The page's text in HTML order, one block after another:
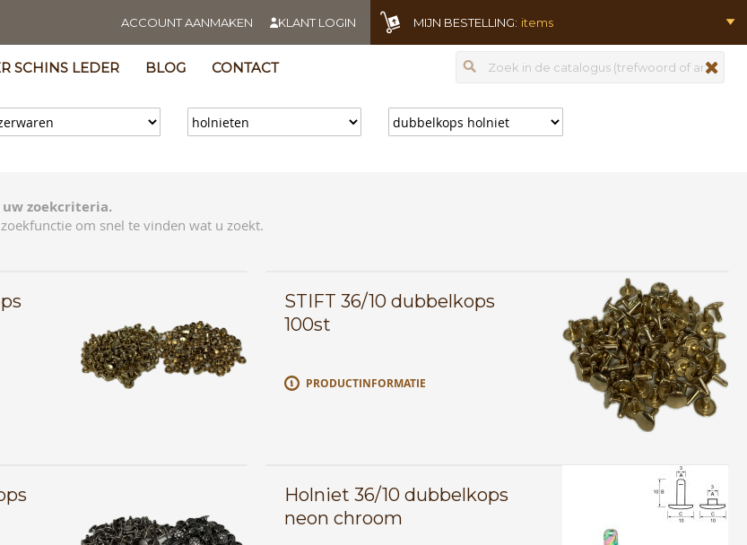
ACCOUNT AANMAKEN KLANT LOGIN MIJN BESTELLING: items
SCHINS LEDER BLOG CONTACT Zoeken
zoekcriteria.
om snel te vinden wat u zoekt.
STIFT 36/10 dubbelkops
100st
PRODUCTINFORMATIE
Holniet 36/10 dubbelkops
neon chroom